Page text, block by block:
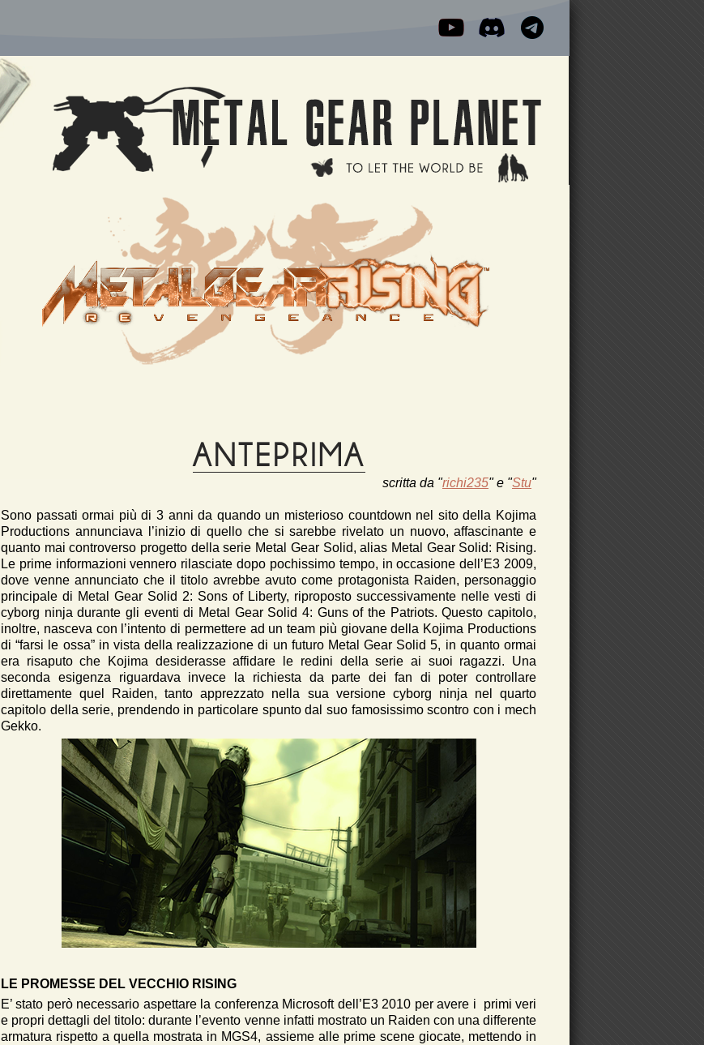
ANTEPRIMA
scritta da "richi235" e "Stu"
Sono passati ormai più di 3 anni da quando un misterioso countdown nel sito della Kojima
Productions annunciava l’inizio di quello che si sarebbe rivelato un nuovo, affascinante e
quanto mai controverso progetto della serie Metal Gear Solid, alias Metal Gear Solid: Rising.
Le prime informazioni vennero rilasciate dopo pochissimo tempo, in occasione dell’E3 2009,
dove venne annunciato che il titolo avrebbe avuto come protagonista Raiden, personaggio
principale di Metal Gear Solid 2: Sons of Liberty, riproposto successivamente nelle vesti di
cyborg ninja durante gli eventi di Metal Gear Solid 4: Guns of the Patriots. Questo capitolo,
inoltre, nasceva con l’intento di permettere ad un team più giovane della Kojima Productions
di “farsi le ossa” in vista della realizzazione di un futuro Metal Gear Solid 5, in quanto ormai
era risaputo che Kojima desiderasse affidare le redini della serie ai suoi ragazzi. Una
seconda esigenza riguardava invece la richiesta da parte dei fan di poter controllare
direttamente quel Raiden, tanto apprezzato nella sua versione cyborg ninja nel quarto
capitolo della serie, prendendo in particolare spunto dal suo famosissimo scontro con i mech
Gekko.
LE PROMESSE DEL VECCHIO RISING
E’ stato però necessario aspettare la conferenza Microsoft dell’E3 2010 per avere i primi veri
e propri dettagli del titolo: durante l’evento venne infatti mostrato un Raiden con una differente
armatura rispetto a quella mostrata in MGS4, assieme alle prime scene giocate, mettendo in